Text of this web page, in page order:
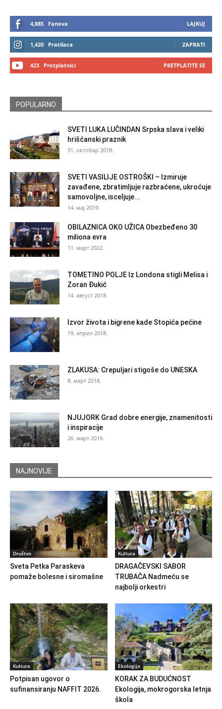
4,885 Fanova LAJKUJ
1,420 Pratilaca ZAPRATI
423 Pretplatnici PRETPLATITE SE
POPULARNO
SVETI LUKA LUČINDAN Srpska slava i veliki
hrišćanski praznik
31. октобар 2018.
SVETI VASILIJE OSTROŠKI – Izmiruje
zavađene, zbratimljuje razbraćene, ukroćuje
samovoljne, isceljuje...
14. мај 2019.
OBILAZNICA OKO UŽICA Obezbeđeno 30
miliona evra
11. март 2022.
TOMETINO POLJE Iz Londona stigli Melisa i
Zoran Đukić
14. август 2018.
Izvor života i bigrene kade Stopića pećine
19. април 2018.
ZLAKUSA: Crepuljari stigoše do UNESKA
8. март 2018.
NJUJORK Grad dobre energije, znamenitosti
i inspiracije
26. март 2019.
NAJNOVIJE
Društvo
Sveta Petka Paraskeva
pomaže bolesne i siromašne
Kultura
DRAGAČEVSKI SABOR
TRUBAČA Nadmeću se
najbolji orkestri
Kultura
Potpisan ugovor o
sufinansiranju NAFFIT 2026.
Ekologija
KORAK ZA BUDUĆNOST
Ekologija, mokrogorska letnja
škola